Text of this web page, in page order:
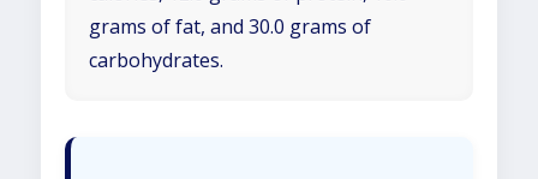
grams of fat, and 30.0 grams of
carbohydrates.